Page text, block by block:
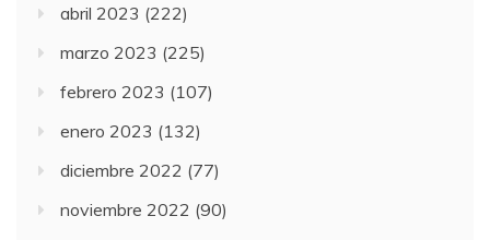
abril 2023 (222)
marzo 2023 (225)
febrero 2023 (107)
enero 2023 (132)
diciembre 2022 (77)
noviembre 2022 (90)